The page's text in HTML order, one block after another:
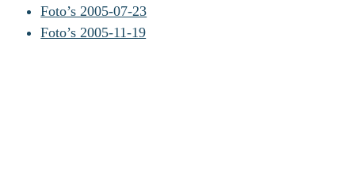
Foto’s 2005-07-23
Foto’s 2005-11-19